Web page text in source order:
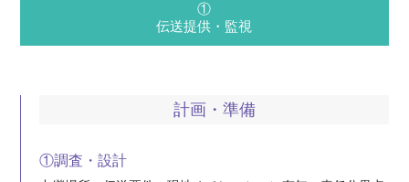
①
伝送提供・監視
計画・準備
①調査・設計